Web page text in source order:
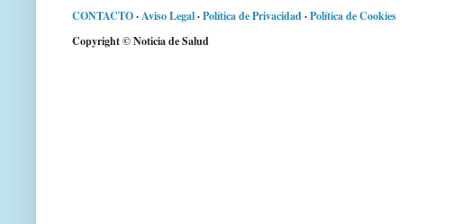
CONTACTO·Aviso Legal·Política de Privacidad·Política de Cookies
Copyright © Noticia de Salud